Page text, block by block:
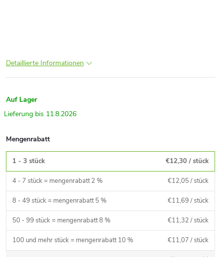
Detaillierte Informationen
Auf Lager
11.8.2026
Mengenrabatt
1 - 3 stück €12,30 / stück
4 - 7 stück = mengenrabatt 2 % €12,05 / stück
8 - 49 stück = mengenrabatt 5 % €11,69 / stück
50 - 99 stück = mengenrabatt 8 % €11,32 / stück
100 und mehr stück = mengenrabatt 10 % €11,07 / stück